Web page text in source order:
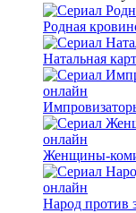
Родная
Натальная
Женщины-
Народ против